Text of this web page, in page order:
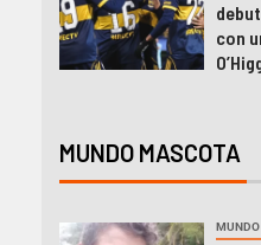
con
MUNDO MASCOTA